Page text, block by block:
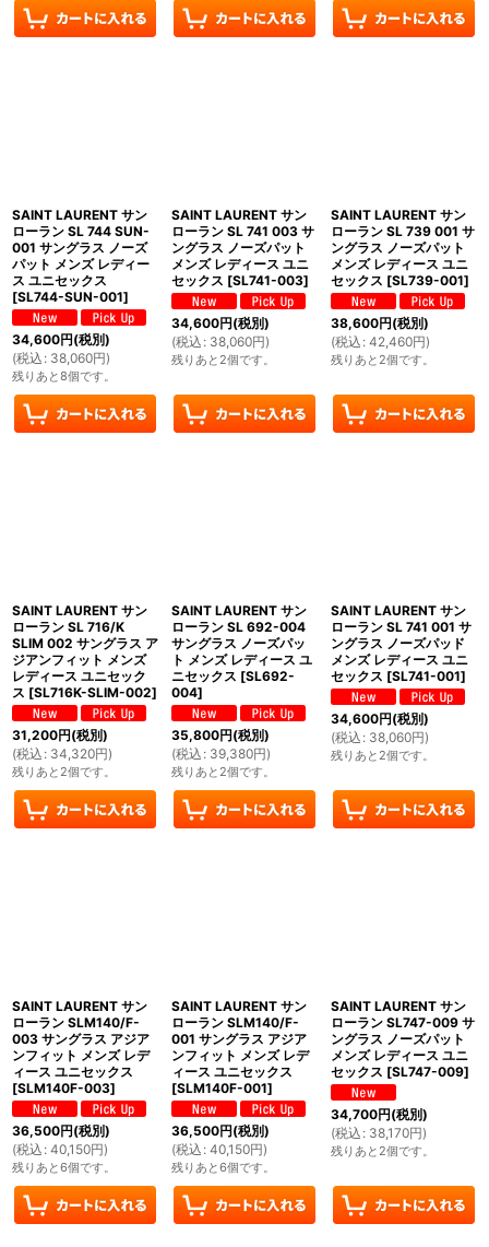
SAINT LAURENT サン
ローラン SL 744 SUN-
001 サングラス ノーズ
パット メンズ レディー
ス ユニセックス
[SL744-SUN-001]
34,600円(税別)
(税込 : 38,060円)
残りあと8個です。
SAINT LAURENT サン
ローラン SL 741 003 サ
ングラス ノーズパット
メンズ レディース ユニ
セックス [SL741-003]
34,600円(税別)
(税込 : 38,060円)
残りあと2個です。
SAINT LAURENT サン
ローラン SL 739 001 サ
ングラス ノーズパット
メンズ レディース ユニ
セックス [SL739-001]
38,600円(税別)
(税込 : 42,460円)
残りあと2個です。
SAINT LAURENT サン
ローラン SL 716/K
SLIM 002 サングラス ア
ジアンフィット メンズ
レディース ユニセック
ス [SL716K-SLIM-002]
31,200円(税別)
(税込 : 34,320円)
残りあと2個です。
SAINT LAURENT サン
ローラン SL 692-004
サングラス ノーズパッ
ト メンズ レディース ユ
ニセックス [SL692-
004]
35,800円(税別)
(税込 : 39,380円)
残りあと2個です。
SAINT LAURENT サン
ローラン SL 741 001 サ
ングラス ノーズパッド
メンズ レディース ユニ
セックス [SL741-001]
34,600円(税別)
(税込 : 38,060円)
残りあと2個です。
SAINT LAURENT サン
ローラン SLM140/F-
003 サングラス アジア
ンフィット メンズ レデ
ィース ユニセックス
[SLM140F-003]
36,500円(税別)
(税込 : 40,150円)
残りあと6個です。
SAINT LAURENT サン
ローラン SLM140/F-
001 サングラス アジア
ンフィット メンズ レデ
ィース ユニセックス
[SLM140F-001]
36,500円(税別)
(税込 : 40,150円)
残りあと6個です。
SAINT LAURENT サン
ローラン SL747-009 サ
ングラス ノーズパット
メンズ レディース ユニ
セックス [SL747-009]
34,700円(税別)
(税込 : 38,170円)
残りあと2個です。